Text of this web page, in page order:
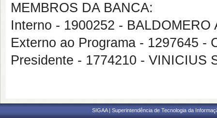
MEMBROS DA BANCA:
Interno - 1900252 - BALDOMERO
Externo ao Programa - 1297645 -
Presidente - 1774210 - VINICIUS
SIGAA | Superintendência de Tecnologia da